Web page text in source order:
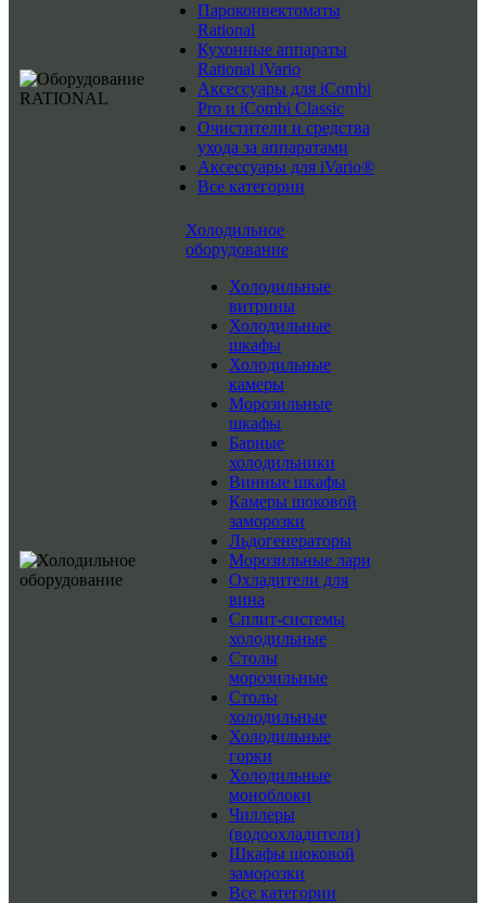
Пароконвектоматы
Rational
Кухонные аппараты
Rational iVario
Аксессуары для iCombi
Pro и iCombi Classic
Очистители и средства
ухода за аппаратами
Аксессуары для iVario®
Все категории
Холодильное
оборудование
Холодильные
витрины
Холодильные
шкафы
Холодильные
камеры
Морозильные
шкафы
Барные
холодильники
Винные шкафы
Камеры шоковой
заморозки
Льдогенераторы
Морозильные лари
Охладители для
вина
Сплит-системы
холодильные
Столы
морозильные
Столы
холодильные
Холодильные
горки
Холодильные
моноблоки
Чиллеры
(водоохладители)
Шкафы шоковой
заморозки
Все категории